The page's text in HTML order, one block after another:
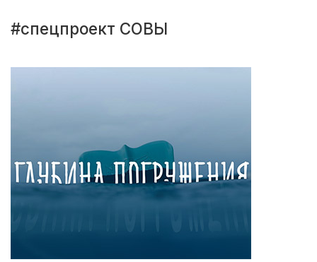
#спецпроект СОВЫ